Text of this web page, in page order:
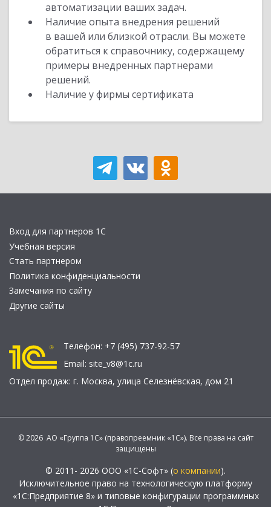
автоматизации ваших задач.
Наличие опыта внедрения решений
в вашей или близкой отрасли. Вы можете
обратиться к справочнику, содержащему
примеры внедренных партнерами
решений.
Наличие у фирмы сертификата
Вход для партнеров 1С
Учебная версия
Стать партнером
Политика конфиденциальности
Замечания по сайту
Другие сайты
Телефон: +7 (495) 737-92-57
Email: site_v8@1c.ru
Отдел продаж: г. Москва, улица Селезнёвская, дом 21
© 2026 АО «Группа 1С» (правопреемник «1С»). Все права на сайт
защищены
© 2011- 2026 ООО «1С-Софт» (о компании).
Исключительное право на технологическую платформу
«1С:Предприятие 8» и типовые конфигурации программных